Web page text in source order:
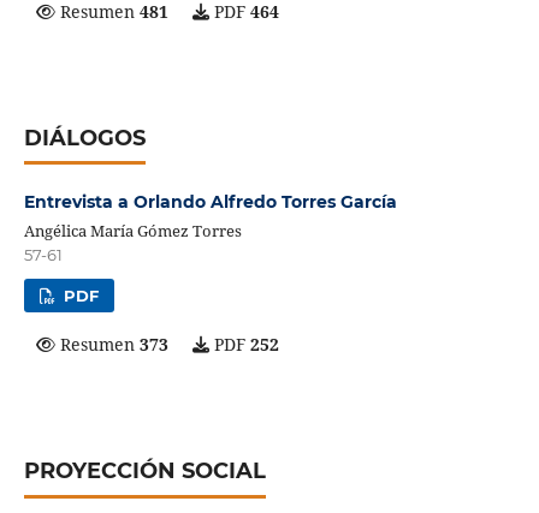
Resumen 481 PDF 464
DIÁLOGOS
Entrevista a Orlando Alfredo Torres García
Angélica María Gómez Torres
57-61
PDF
Resumen 373 PDF 252
PROYECCIÓN SOCIAL